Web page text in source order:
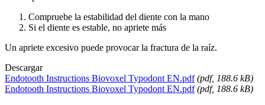
Compruebe la estabilidad del diente con la mano
Si el diente es estable, no apriete más
Un apriete excesivo puede provocar la fractura de la raíz.
Descargar
Endotooth Instructions Biovoxel Typodont EN.pdf (pdf, 188.6 kB)
Endotooth Instructions Biovoxel Typodont EN.pdf (pdf, 188.6 kB)